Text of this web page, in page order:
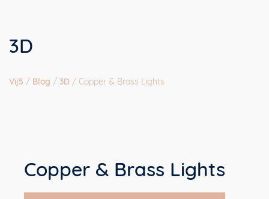
3D
Vij5 / Blog / 3D / Copper & Brass Lights
Copper & Brass Lights